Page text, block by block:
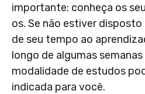
importante: conheça os
os. Se não estiver
de seu tempo ao
longo de algumas semanas
modalidade de estudos
indicada para você.